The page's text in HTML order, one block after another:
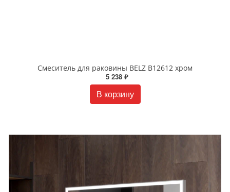
Смеситель для раковины BELZ B12612 хром
5 238 ₽
В корзину